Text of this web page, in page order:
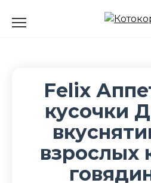
Felix
кусочки
взрослых